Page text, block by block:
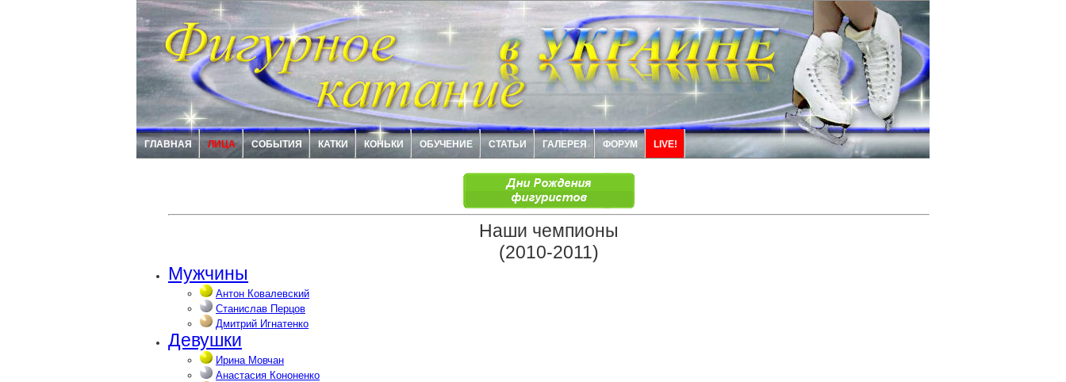
ГЛАВНАЯ ЛИЦА СОБЫТИЯ КАТКИ КОНЬКИ ОБУЧЕНИЕ СТАТЬИ ГАЛЕРЕЯ ФОРУМ LIVE!
Наши чемпионы
(2010-2011)
Мужчины
Антон Ковалевский
Станислав Перцов
Дмитрий Игнатенко
Девушки
Ирина Мовчан
Анастасия Кононенко